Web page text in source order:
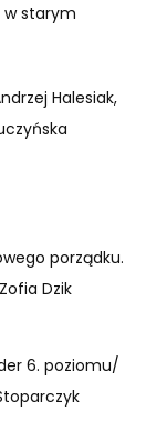
w starym
Halesiak,
porządku.
Dzik
6. poziomu/